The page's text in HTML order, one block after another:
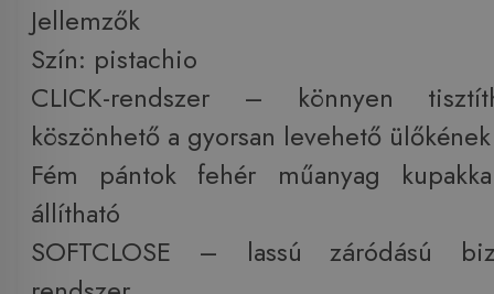
Jellemzők
Szín: pistachio
CLICK-rendszer – könnyen
köszönhető a gyorsan levehető ülőkének
Fém pántok fehér műanyag
állítható
SOFTCLOSE – lassú záródású